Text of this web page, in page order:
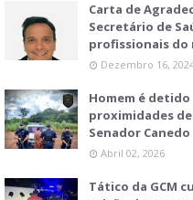
Carta de
Secretário de
profissionais do
Dezembro 16,
Homem é
proximidades
Senador Canedo
Abril 02, 2026
Tático da GCM